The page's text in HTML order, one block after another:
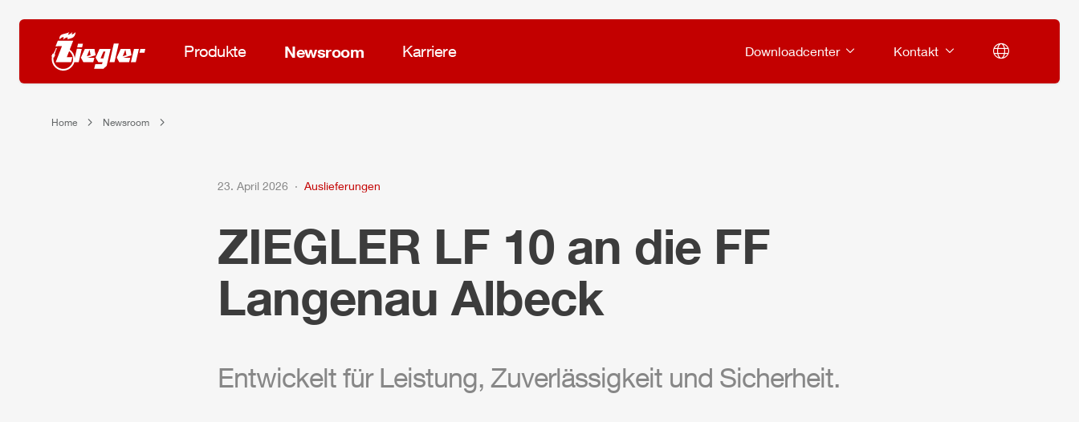
Produkte Newsroom Karriere Downloadcenter Kontakt
Home Newsroom
23. April 2026 Auslieferungen
ZIEGLER LF 10 an die FF
Langenau Albeck
Entwickelt für Leistung, Zuverlässigkeit und Sicherheit.